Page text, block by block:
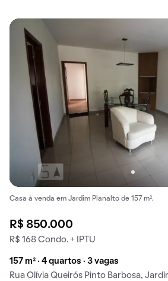
Casa à venda em Jardim Planalto de 157 m².
R$ 850.000
R$ 168 Condo. + IPTU
157 m² · 4 quartos · 3 vagas
Rua Olívia Queirós Pinto Barbosa,